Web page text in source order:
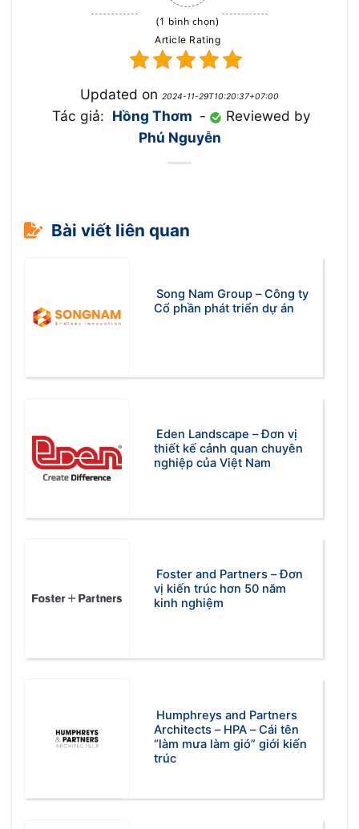
(1 bình chọn)
Article Rating
Updated on 2024-11-29T10:20:37+07:00
Tác giả: Hồng Thơm -
Reviewed by
Phú Nguyễn
Bài viết liên quan
Song Nam Group – Công ty
Cổ phần phát triển dự án
Eden Landscape – Đơn vị
thiết kế cảnh quan chuyên
nghiệp của Việt Nam
Foster and Partners – Đơn
vị kiến trúc hơn 50 năm
kinh nghiệm
Humphreys and Partners
Architects – HPA – Cái tên
“làm mưa làm gió” giới kiến
trúc